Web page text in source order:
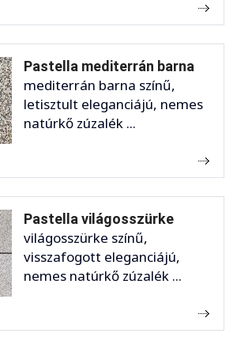
Pastella mediterrán barna
mediterrán barna színű,
letisztult eleganciájú, nemes
natúrkő zúzalék ...
Pastella világosszürke
világosszürke színű,
visszafogott eleganciájú,
nemes natúrkő zúzalék ...